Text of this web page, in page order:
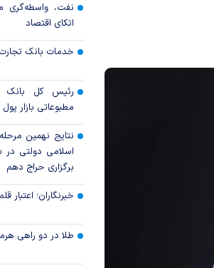
نفت، واسطه‌گری
اتکای اقتصاد
خدمات بانک
رئیس کل بانک
مطبوعاتی بازار پول
نتایج نهمین
برگزاری حراج دهم
خبرنگاران؛ اعتبار
طلا در دو راهی